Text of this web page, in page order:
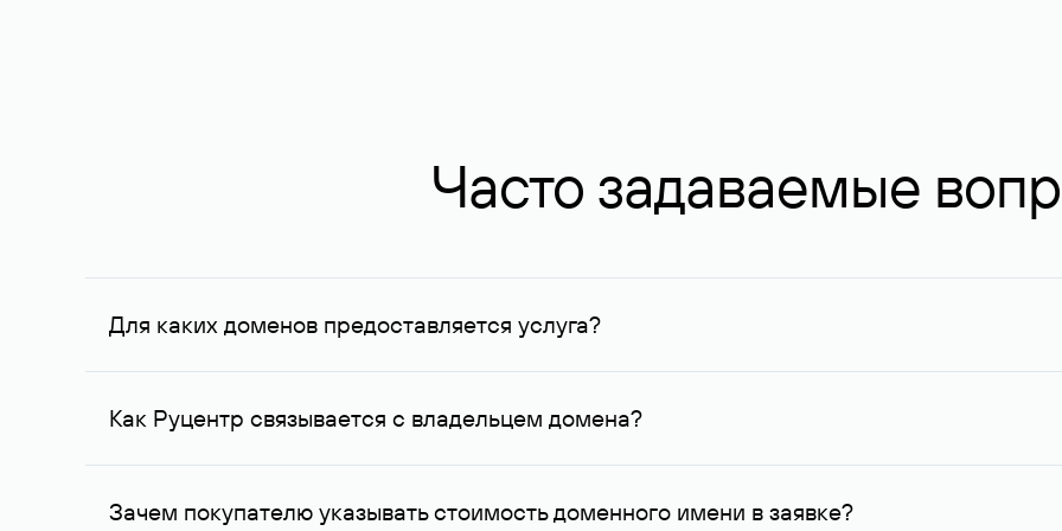
Часто задаваемые
Для каких доменов предоставляется услуга?
Услуга доступна для доменов, зарегистрированных в Руцентре и у других регистраторов. Для доменов,
Как Руцентр связывается с владельцем домена?
Для связи с владельцем домена используются его контактные данные, доступные Руцентру.
Зачем покупателю указывать стоимость доменного имени в заявке?